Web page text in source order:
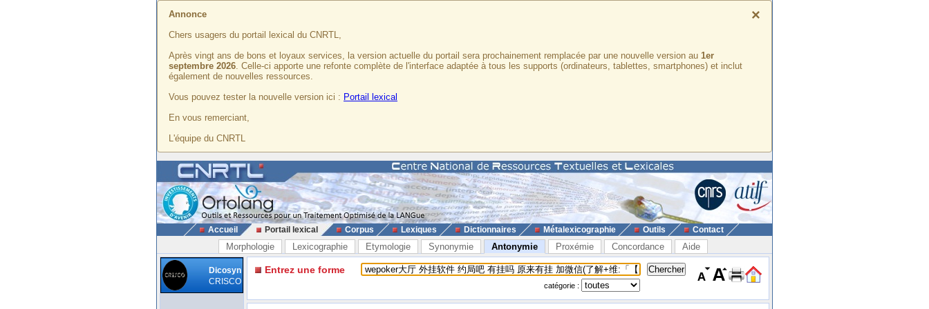
×
Annonce
Chers usagers du portail lexical du CNRTL,
Après vingt ans de bons et loyaux services, la version actuelle du portail sera prochainement remplacée par une nouvelle version au 1er
septembre 2026. Celle-ci apporte une refonte complète de l'interface adaptée à tous les supports (ordinateurs, tablettes, smartphones) et inclut
également de nouvelles ressources.
Vous pouvez tester la nouvelle version ici : Portail lexical
En vous remerciant,
L'équipe du CNRTL
Accueil Portail lexical Corpus Lexiques Dictionnaires Métalexicographie Outils Contact
Morphologie Lexicographie Etymologie Synonymie Antonymie Proxémie Concordance Aide
Dicosyn
CRISCO
Entrez une forme
catégorie :